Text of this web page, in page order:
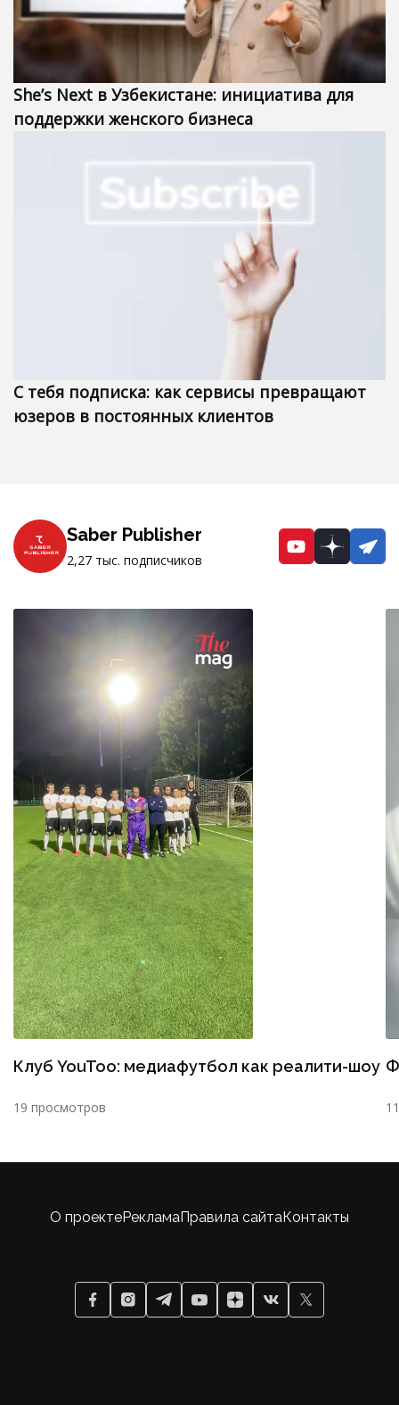
She’s Next в Узбекистане: инициатива для
поддержки женского бизнеса
С тебя подписка: как сервисы превращают
юзеров в постоянных клиентов
Saber Publisher
2,27 тыс. подписчиков
YouTubeDzen
Клуб YouToo: медиафутбол как реалити-шоу
19 просмотров
О проектеРекламаПравила сайтаКонтакты